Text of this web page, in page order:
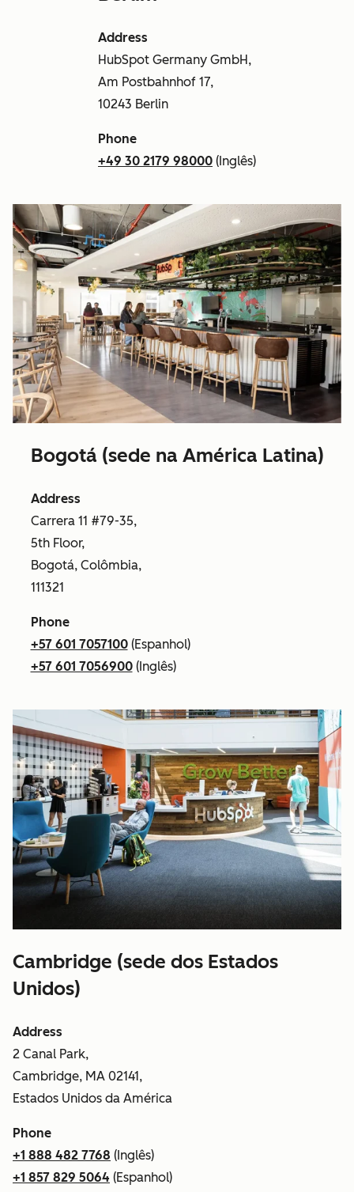
Address
HubSpot Germany GmbH,
Am Postbahnhof 17,
10243 Berlin
Phone
+49 30 2179 98000 (Inglês)
Bogotá (sede na América Latina)
Address
Carrera 11 #79-35,
5th Floor,
Bogotá, Colômbia,
111321
Phone
+57 601 7057100(Espanhol)
+57 601 7056900(Inglês)
Cambridge (sede dos Estados
Unidos)
Address
2 Canal Park,
Cambridge, MA 02141,
Estados Unidos da América
Phone
+1 888 482 7768 (Inglês)
+1 857 829 5064 (Espanhol)